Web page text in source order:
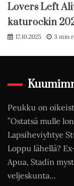
Lovers Left
katurockin
17.10.2025 3 min
Peukku on
”Ostatsä mulle
Lapsiheviyhtye
Loppu lähellä?
Apua, Stadin
veljeskunta…